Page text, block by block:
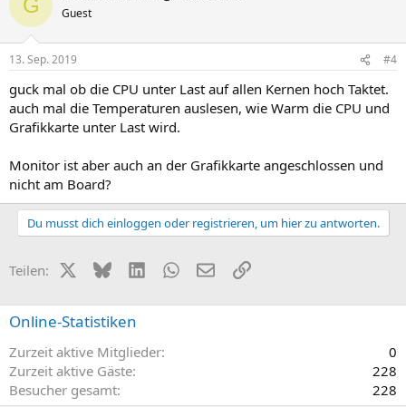
Guest
13. Sep. 2019 #4
guck mal ob die CPU unter Last auf allen Kernen hoch Taktet.
auch mal die Temperaturen auslesen, wie Warm die CPU und
Grafikkarte unter Last wird.
Monitor ist aber auch an der Grafikkarte angeschlossen und
nicht am Board?
Du musst dich einloggen oder registrieren, um hier zu antworten.
Teilen: X (Twitter)
BlueskyLinkedInWhatsApp
E-MailLink
Online-Statistiken
Zurzeit aktive Mitglieder
0
Zurzeit aktive Gäste
228
Besucher gesamt
228